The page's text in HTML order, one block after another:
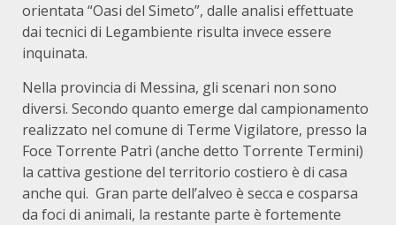
orientata “Oasi del Simeto”, dalle analisi effettuate
dai tecnici di Legambiente risulta invece essere
inquinata.
Nella provincia di Messina, gli scenari non sono
diversi. Secondo quanto emerge dal campionamento
realizzato nel comune di Terme Vigilatore, presso la
Foce Torrente Patrì (anche detto Torrente Termini)
la cattiva gestione del territorio costiero è di casa
anche qui. Gran parte dell’alveo è secca e cosparsa
da foci di animali, la restante parte è fortemente